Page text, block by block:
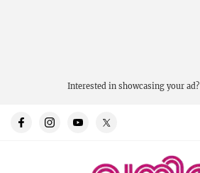
Interested in showcasing your ad?